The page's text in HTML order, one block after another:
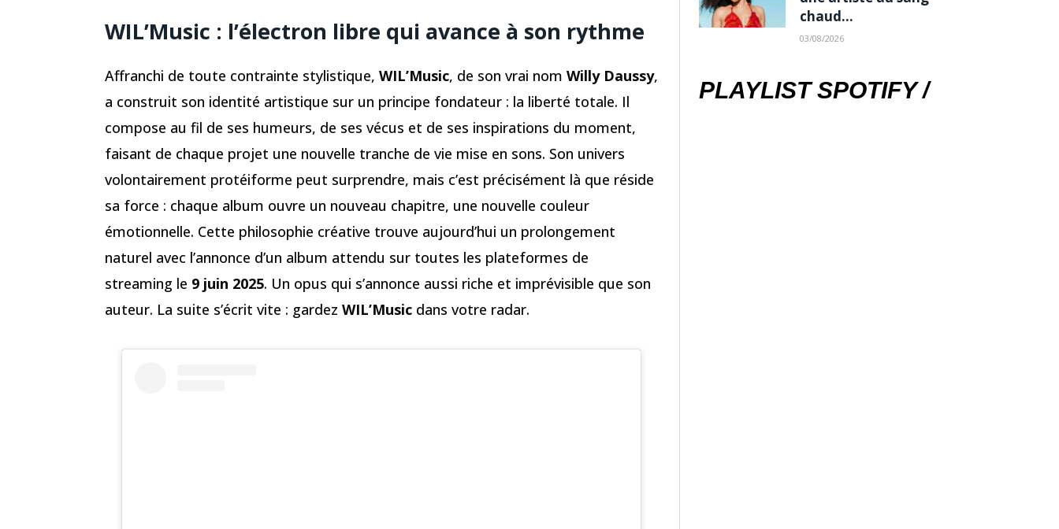
WIL’Music : l’électron libre qui avance à son rythme
Affranchi de toute contrainte stylistique, WIL’Music, de son vrai nom Willy Daussy,
a construit son identité artistique sur un principe fondateur : la liberté totale. Il
compose au fil de ses humeurs, de ses vécus et de ses inspirations du moment,
faisant de chaque projet une nouvelle tranche de vie mise en sons. Son univers
volontairement protéiforme peut surprendre, mais c’est précisément là que réside
sa force : chaque album ouvre un nouveau chapitre, une nouvelle couleur
émotionnelle. Cette philosophie créative trouve aujourd’hui un prolongement
naturel avec l’annonce d’un album attendu sur toutes les plateformes de
streaming le 9 juin 2025. Un opus qui s’annonce aussi riche et imprévisible que son
auteur. La suite s’écrit vite : gardez WIL’Music dans votre radar.
chaud…
03/08/2026
PLAYLIST SPOTIFY /